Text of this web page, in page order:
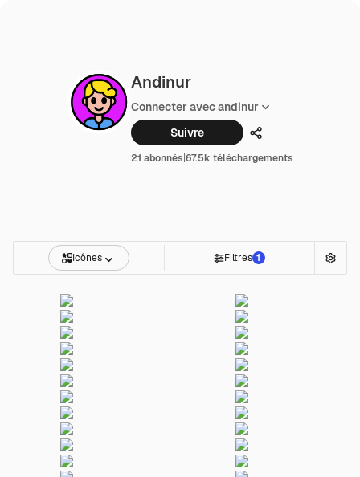
Andinur
Connecter avec andinur
Suivre
Partager
21 abonnés|67.5k téléchargements
Icônes Filtres 1